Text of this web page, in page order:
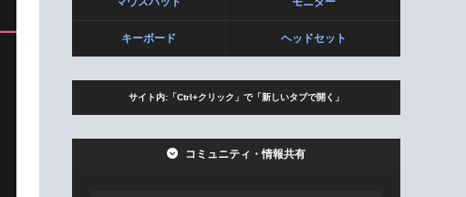
キーボード ヘッドセット
サイト内:「Ctrl+クリック」で「新しいタブで開く」
コミュニティ・情報共有